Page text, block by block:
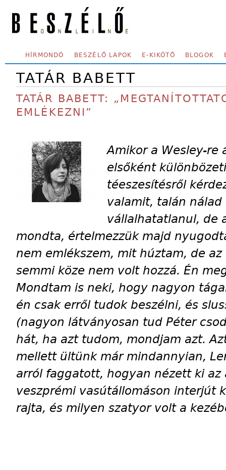
SECONDARY MENU
HÍRMONDÓ BESZÉLŐ LAPOK E-KIKÖTŐ BLOGOK
TATÁR BABETT
TATÁR BABETT:
EMLÉKEZNI”
Amikor a Wesley-
elsőként
téeszesítésről
valamit, talán
vállalhatatlanul, de
mondta, értelmezzük majd
nem emlékszem, mit húztam, de
semmi köze nem volt hozzá. Én
Mondtam is neki, hogy nagyon
én csak erről tudok beszélni, és
(nagyon látványosan tud Péter
hát, ha azt tudom, mondjam azt.
mellett ültünk már mindannyian,
arról faggatott, hogyan nézett ki
veszprémi vasútállomáson interjút
rajta, és milyen szatyor volt a